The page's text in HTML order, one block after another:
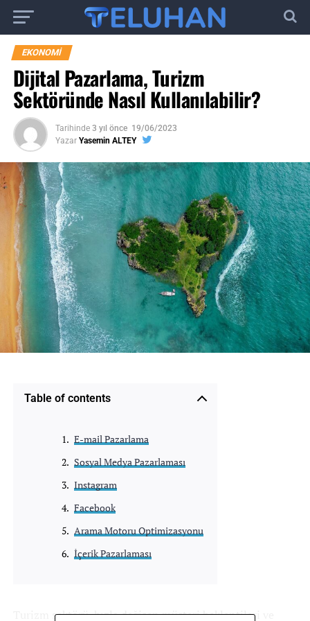
EKONOMI
Dijital Pazarlama, Turizm
Sektöründe Nasıl Kullanılabilir?
Tarihinde 3 yıl önce 19/06/2023
Yazar Yasemin ALTEY
Table of contents
E-mail Pazarlama
Sosyal Medya Pazarlaması
Instagram
Facebook
Arama Motoru Optimizasyonu
İçerik Pazarlaması
Turizm sektörü, hızla değişen müşteri beklentileri ve